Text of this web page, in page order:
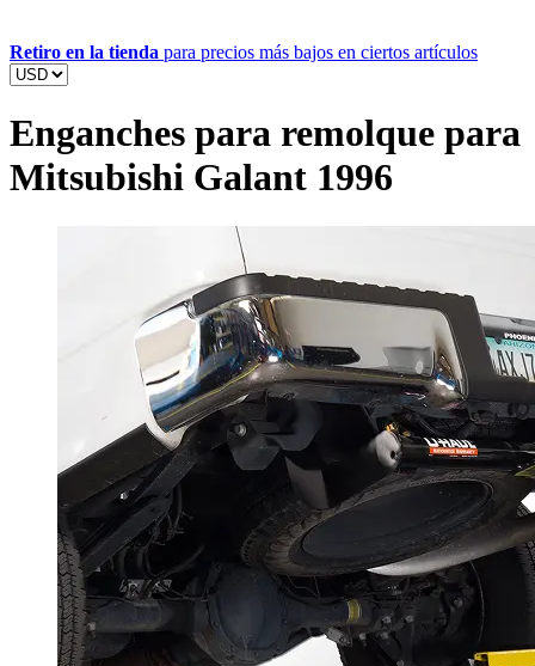
Retiro en la tienda para precios más bajos en ciertos artículos
Enganches para remolque para
Mitsubishi Galant 1996